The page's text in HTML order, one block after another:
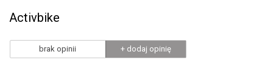
Activbike
brak opinii + dodaj opinię